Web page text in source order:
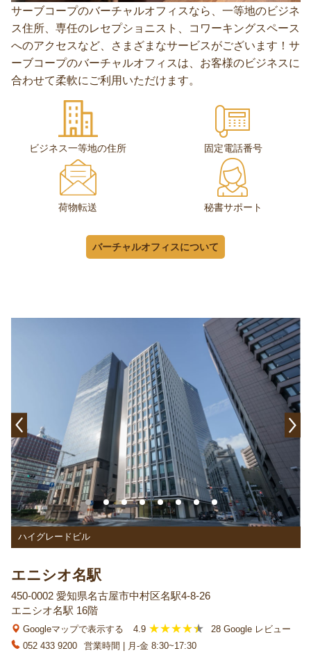
サーブコープのバーチャルオフィスなら、一等地のビジネ
ス住所、専任のレセプショニスト、コワーキングスペース
へのアクセスなど、さまざまなサービスがございます！サ
ーブコープのバーチャルオフィスは、お客様のビジネスに
合わせて柔軟にご利用いただけます。
ビジネス一等地の住所 固定電話番号
荷物転送 秘書サポート
バーチャルオフィスについて
ハイグレードビル
エニシオ名駅
450-0002 愛知県名古屋市中村区名駅4-8-26
エニシオ名駅 16階
Googleマップで表示する 4.9
28 Google レビュー
052 433 9200
営業時間 | 月-金 8:30~17:30